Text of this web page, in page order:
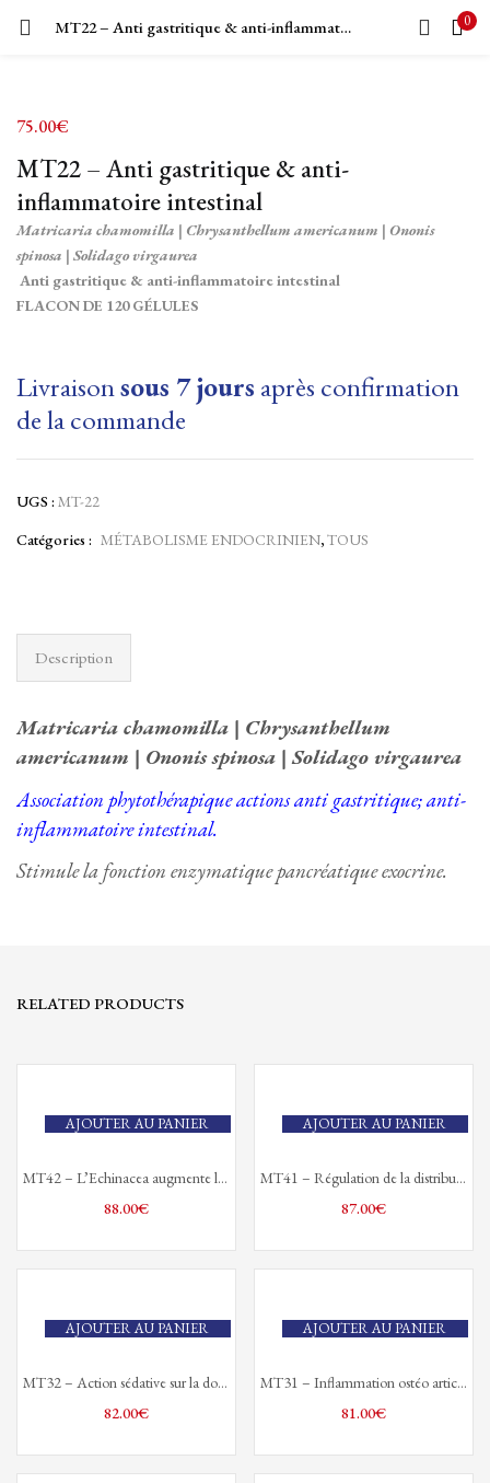
MT22 – Anti gastritique & anti-inflammatoire intestinal 0
LOGIN
Remember me
MT22 – Anti gastritique & anti-
inflammatoire intestinal
75.00€
Matricaria chamomilla | Chrysanthellum americanum | Ononis
spinosa | Solidago virgaurea
Anti gastritique & anti-inflammatoire intestinal
FLACON DE 120 GÉLULES
Livraisonsous 7 jours après confirmation
de la commande
UGS : MT-22
Catégories : MÉTABOLISME ENDOCRINIEN,TOUS
Description
Matricaria chamomilla | Chrysanthellum
americanum | Ononis spinosa | Solidago virgaurea
Association phytothérapique actions anti gastritique;anti-
inflammatoire intestinal.
Stimule la fonction enzymatique pancréatique exocrine.
RELATED PRODUCTS
AJOUTER AU PANIER
MT42 – L’Echinacea augmente les défenses naturelles de l’organisme
88.00€
AJOUTER AU PANIER
MT41 – Régulation de la distribution du Fer intra et extra cellulaire
87.00€
AJOUTER AU PANIER
MT32 – Action sédative sur la douleur, le stress, l’insomnie.
82.00€
AJOUTER AU PANIER
MT31 – Inflammation ostéo articulaire viscérale et neurologique.
81.00€